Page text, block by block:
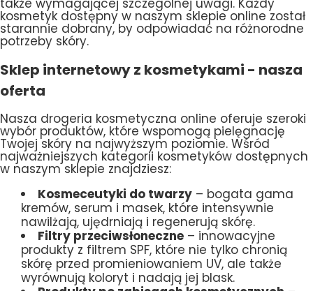
kosmetyk dostępny w naszym sklepie online został
starannie dobrany, by odpowiadać na różnorodne
potrzeby skóry.
Sklep internetowy z kosmetykami - nasza
oferta
Nasza drogeria kosmetyczna online oferuje szeroki
wybór produktów, które wspomogą pielęgnację
Twojej skóry na najwyższym poziomie. Wśród
najważniejszych kategorii kosmetyków dostępnych
w naszym sklepie znajdziesz:
Kosmeceutyki do twarzy – bogata gama
kremów, serum i masek, które intensywnie
nawilżają, ujędrniają i regenerują skórę.
Filtry przeciwsłoneczne – innowacyjne
produkty z filtrem SPF, które nie tylko chronią
skórę przed promieniowaniem UV, ale także
wyrównują koloryt i nadają jej blask.